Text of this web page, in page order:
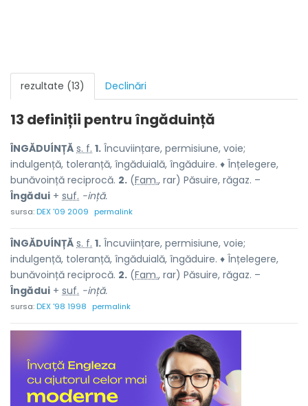
rezultate (13) Declinări
13 definiții pentru îngăduință
ÎNGĂDUÍNȚĂ s. f. 1. Încuviințare, permisiune, voie;
indulgență, toleranță, îngăduială, îngăduire. ♦ Înțelegere,
bunăvoință reciprocă. 2. (Fam., rar) Păsuire, răgaz. –
Îngădui + suf. -ință.
sursa:DEX '09 2009 permalink
ÎNGĂDUÍNȚĂ s. f. 1. Încuviințare, permisiune, voie;
indulgență, toleranță, îngăduială, îngăduire. ♦ Înțelegere,
bunăvoință reciprocă. 2. (Fam., rar) Păsuire, răgaz. –
Îngădui + suf. -ință.
sursa:DEX '98 1998 permalink